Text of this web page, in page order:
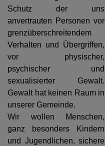
Schutz der uns
anvertrauten Personen vor
grenzüberschreitendem
Verhalten und Übergriffen,
vor physischer,
psychischer und
sexualisierter Gewalt.
Gewalt hat keinen Raum in
unserer Gemeinde.
Wir wollen Menschen,
ganz besonders Kindern
und Jugendlichen, sichere